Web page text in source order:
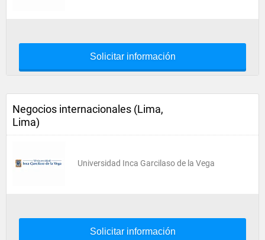
Solicitar información
Negocios internacionales (Lima,
Lima)
Universidad Inca Garcilaso de la Vega
Solicitar información